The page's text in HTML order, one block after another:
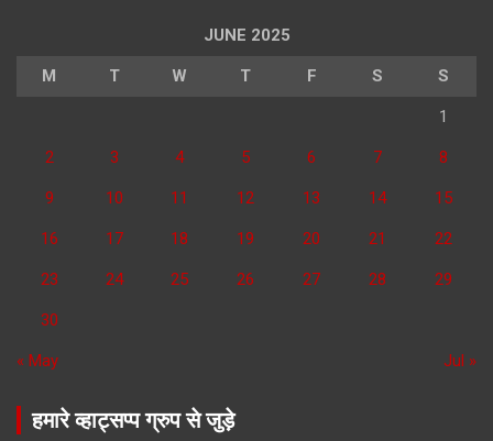
JUNE 2025
M T W T F S S
1
2 3 4 5 6 7 8
9 10 11 12 13 14 15
16 17 18 19 20 21 22
23 24 25 26 27 28 29
30
« May Jul »
हमारे व्हाट्सप्प ग्रुप से जुड़े